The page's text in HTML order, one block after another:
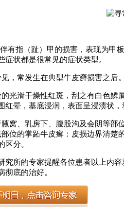
有指（趾）甲的损害，表现为
状都是很常见的症状类型。
，常发生在典型牛皮癣损害之后
光滑干燥性红斑，刮之有白色
晕，基底浸润，表面呈浸渍状
窝、乳房下、腹股沟及会阴等
位的掌跖牛皮癣：皮损边界清
区分。
究所的专家提醒各位患者以上内
底的治好。